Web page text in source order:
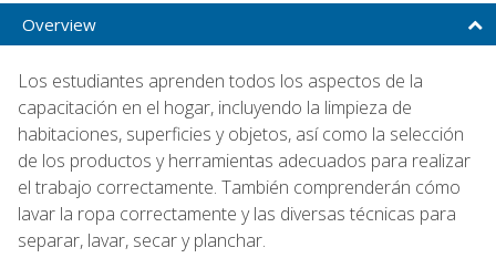
Overview
Los estudiantes aprenden todos los aspectos de la
capacitación en el hogar, incluyendo la limpieza de
habitaciones, superficies y objetos, así como la selección
de los productos y herramientas adecuados para realizar
el trabajo correctamente. También comprenderán cómo
lavar la ropa correctamente y las diversas técnicas para
separar, lavar, secar y planchar.